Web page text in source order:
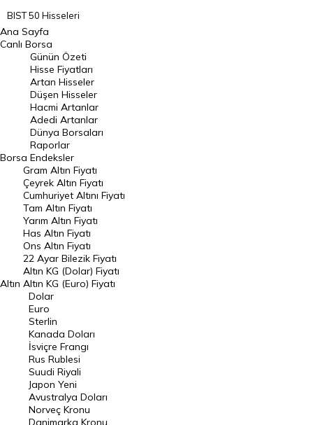
BIST 50 Hisseleri
BIST 100 Hisseleri
En Çok Artan Hisseler
En Çok Düşen Hisseler
Hacmi Artanlar
Geçmiş Kapanışlar
Dünya Borsaları
Raporlar
Endeksler
DÖVİZ
Döviz Kuru
Dolar Kuru
Euro Kuru
Pound Kuru
Frank Kuru
Riyal Kuru
Avustralya Doları
Danimarka Kronu Kuru
Ana Sayfa
Canlı Borsa
Borsa
Günün Özeti
Hisse Fiyatları
Artan Hisseler
Düşen Hisseler
Hacmi Artanlar
Adedi Artanlar
Dünya Borsaları
Raporlar
Endeksler
Altın
Gram Altın Fiyatı
Çeyrek Altın Fiyatı
Cumhuriyet Altını Fiyatı
Tam Altın Fiyatı
Yarım Altın Fiyatı
Has Altın Fiyatı
Ons Altın Fiyatı
22 Ayar Bilezik Fiyatı
Altın KG (Dolar) Fiyatı
Altın KG (Euro) Fiyatı
Dolar
Euro
Sterlin
Kanada Doları
İsviçre Frangı
Rus Rublesi
Suudi Riyali
Japon Yeni
Avustralya Doları
Norveç Kronu
Danimarka Kronu